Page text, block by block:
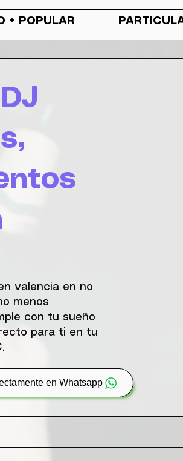
+ POPULAR
valencia en no
menos
con tu sueño
para ti en tu
en Whatsapp